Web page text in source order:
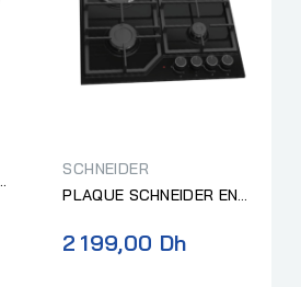
SCHNEIDER
PLAQUE SCHNEIDER EN
ELECTRIQUE
2 199,00 Dh